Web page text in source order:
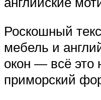
Роскошный
мебель и
окон — всё это
приморский